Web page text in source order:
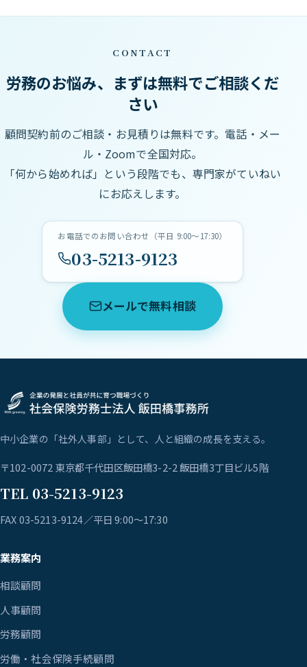
CONTACT
労務のお悩み、まずは無料でご相談くだ
さい
顧問契約前のご相談・お見積りは無料です。電話・メー
ル・Zoomで全国対応。
「何から始めれば」という段階でも、専門家がていねい
にお応えします。
お電話でのお問い合わせ（平日 9:00〜17:30）
03-5213-9123
メールで無料相談
中小企業の「社外人事部」として、人と組織の成長を支える。
〒102-0072 東京都千代田区飯田橋3-2-2 飯田橋3丁目ビル5階
TEL 03-5213-9123
FAX 03-5213-9124／平日 9:00〜17:30
業務案内
相談顧問
人事顧問
労務顧問
労働・社会保険手続顧問